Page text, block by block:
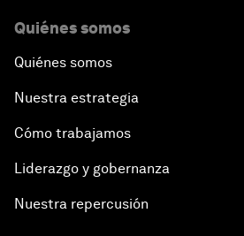
Quiénes somos
Quiénes somos
Nuestra estrategia
Cómo trabajamos
Liderazgo y gobernanza
Nuestra repercusión